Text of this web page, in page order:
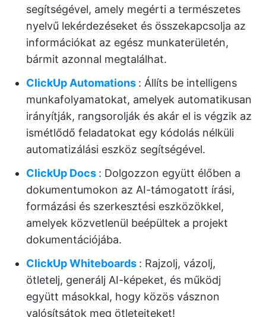
segítségével, amely megérti a természetes
nyelvű lekérdezéseket és összekapcsolja az
információkat az egész munkaterületén,
bármit azonnal megtalálhat.
ClickUp Automations : Állíts be intelligens
munkafolyamatokat, amelyek automatikusan
irányítják, rangsorolják és akár el is végzik az
ismétlődő feladatokat egy kódolás nélküli
automatizálási eszköz segítségével.
ClickUp Docs : Dolgozzon együtt élőben a
dokumentumokon az AI-támogatott írási,
formázási és szerkesztési eszközökkel,
amelyek közvetlenül beépültek a projekt
dokumentációjába.
ClickUp Whiteboards : Rajzolj, vázolj,
ötletelj, generálj AI-képeket, és működj
együtt másokkal, hogy közös vásznon
valósítsátok meg ötleteiteket!